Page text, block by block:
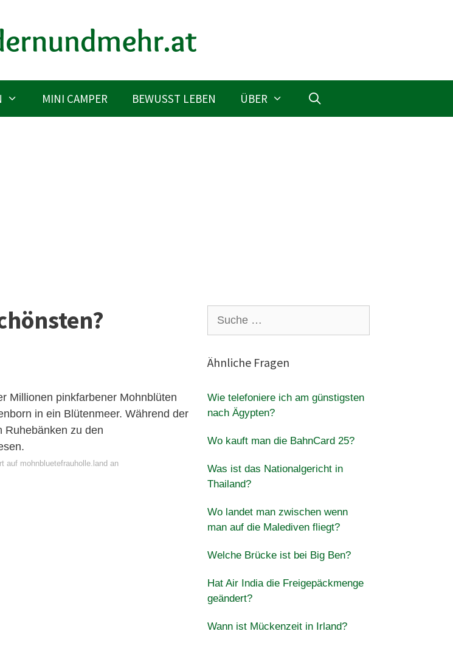
MINI CAMPER BEWUSST LEBEN ÜBER
Millionen pinkfarbener Mohnblüten
in ein Blütenmeer. Während der
Ruhebänken zu den
auf mohnbluetefrauholle.land an
nach:
Ähnliche Fragen
Wie telefoniere ich am günstigsten
nach Ägypten?
Wo kauft man die BahnCard 25?
Was ist das Nationalgericht in
Thailand?
Wo landet man zwischen wenn
man auf die Malediven fliegt?
Welche Brücke ist bei Big Ben?
Hat Air India die Freigepäckmenge
geändert?
Wann ist Mückenzeit in Irland?